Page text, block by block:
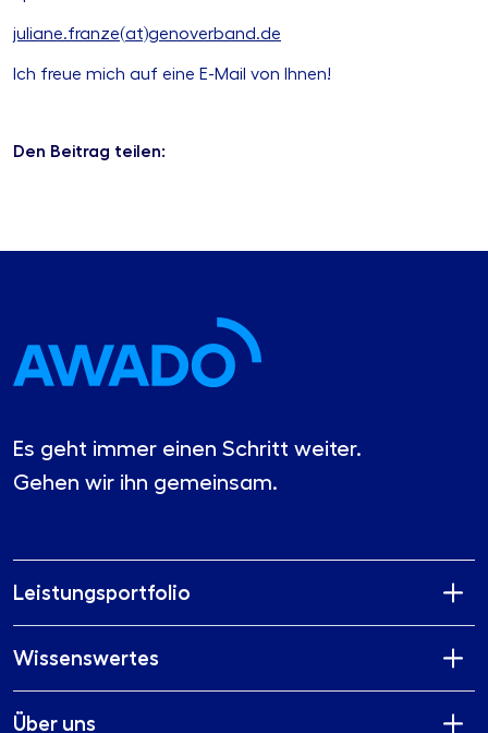
juliane.franze(at)genoverband.de
Ich freue mich auf eine E-Mail von Ihnen!
Den Beitrag teilen:
Es geht immer einen Schritt weiter.
Gehen wir ihn gemeinsam.
Leistungsportfolio
Wissenswertes
Über uns